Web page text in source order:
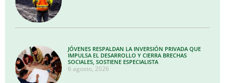
JÓVENES RESPALDAN LA INVERSIÓN PRIVADA QUE
IMPULSA EL DESARROLLO Y CIERRA BRECHAS
SOCIALES, SOSTIENE ESPECIALISTA
6 agosto, 2026